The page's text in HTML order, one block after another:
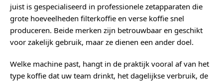
juist is gespecialiseerd in professionele zetapparaten die
grote hoeveelheden filterkoffie en verse koffie snel
produceren. Beide merken zijn betrouwbaar en geschikt
voor zakelijk gebruik, maar ze dienen een ander doel.
Welke machine past, hangt in de praktijk vooral af van het
type koffie dat uw team drinkt, het dagelijkse verbruik, de